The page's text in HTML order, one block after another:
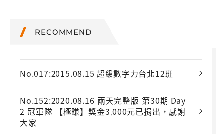
RECOMMEND
No.017:2015.08.15 超級數字力台北12班
No.152:2020.08.16 兩天完整版 第30期 Day
2 冠軍隊 【極賺】獎金3,000元已捐出，感謝
大家